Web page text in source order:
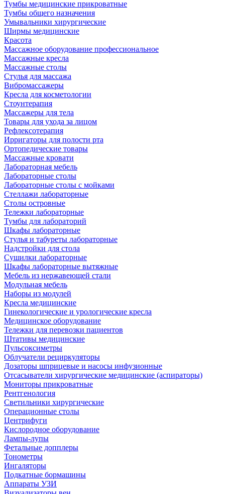
Тумбы медицинские прикроватные
Тумбы общего назначения
Умывальники хирургические
Ширмы медицинские
Красота
Массажное оборудование профессиональное
Массажные кресла
Массажные столы
Стулья для массажа
Вибромассажеры
Кресла для косметологии
Стоунтерапия
Массажеры для тела
Товары для ухода за лицом
Рефлексотерапия
Ирригаторы для полости рта
Ортопедические товары
Массажные кровати
Лабораторная мебель
Лабораторные столы
Лабораторные столы с мойками
Стеллажи лабораторные
Столы островные
Тележки лабораторные
Тумбы для лабораторий
Шкафы лабораторные
Стулья и табуреты лабораторные
Надстройки для стола
Сушилки лабораторные
Шкафы лабораторные вытяжные
Мебель из нержавеющей стали
Модульная мебель
Наборы из модулей
Кресла медицинские
Гинекологические и урологические кресла
Медицинское оборудование
Тележки для перевозки пациентов
Штативы медицинские
Пульсоксиметры
Облучатели рециркуляторы
Дозаторы шприцевые и насосы инфузионные
Отсасыватели хирургические медицинские (аспираторы)
Мониторы прикроватные
Рентгенология
Светильники хирургические
Операционные столы
Центрифуги
Кислородное оборудование
Лампы-лупы
Фетальные допплеры
Тонометры
Ингаляторы
Подкатные бормашины
Аппараты УЗИ